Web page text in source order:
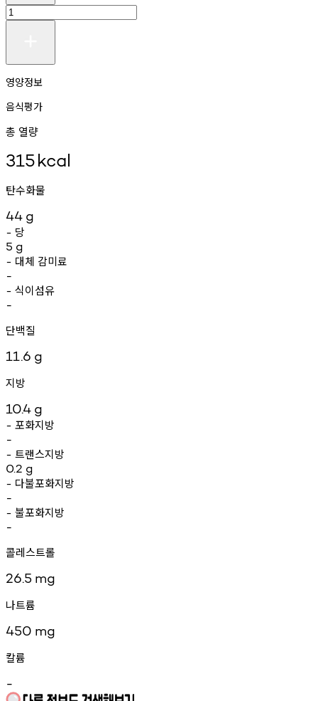
영양정보
음식평가
총 열량
315kcal
탄수화물
44 g
- 당
5 g
- 대체 감미료
-
- 식이섬유
-
단백질
11.6 g
지방
10.4 g
- 포화지방
-
- 트랜스지방
0.2 g
- 다불포화지방
-
- 불포화지방
-
콜레스트롤
26.5 mg
나트륨
450 mg
칼륨
-